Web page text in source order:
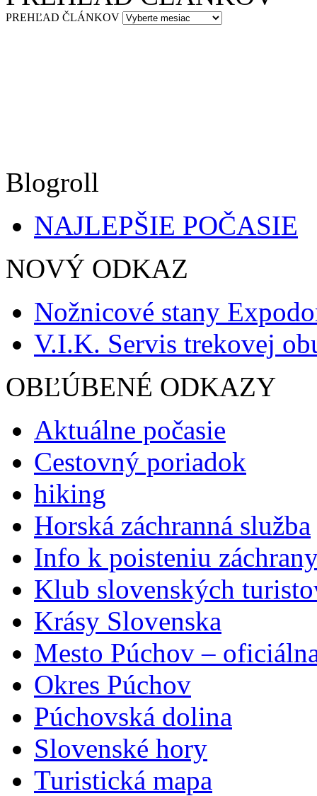
PREHĽAD ČLÁNKOV
Blogroll
NAJLEPŠIE POČASIE
NOVÝ ODKAZ
Nožnicové stany
V.I.K. Servis trekovej
OBĽÚBENÉ ODKAZY
Aktuálne počasie
Cestovný poriadok
hiking
Horská záchranná služba
Info k poisteniu
Klub slovenských
Krásy Slovenska
Mesto Púchov –
Okres Púchov
Púchovská dolina
Slovenské hory
Turistická mapa